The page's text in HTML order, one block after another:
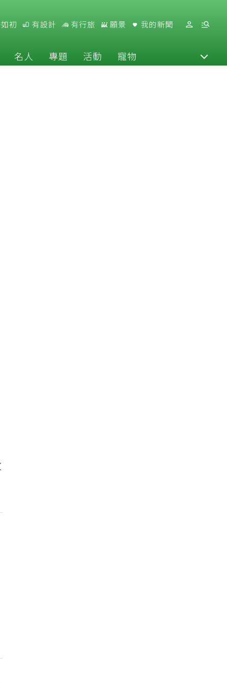
初 有設計 有行旅 願景 我的新聞
名人 專題 活動 寵物